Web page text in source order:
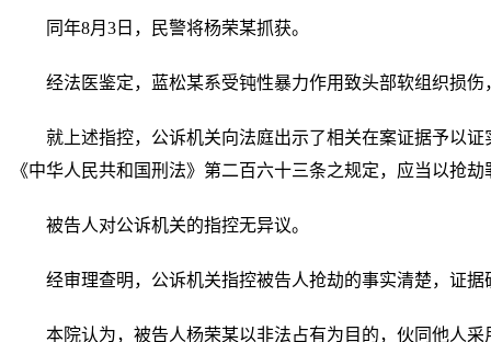
同年8月3日，民警将杨荣某抓获。
经法医鉴定，蓝松某系受钝性暴力作用致头部软组织损伤
就上述指控，公诉机关向法庭出示了相关在案证据予以
《中华人民共和国刑法》第二百六十三条之规定，应当以抢
被告人对公诉机关的指控无异议。
经审理查明，公诉机关指控被告人抢劫的事实清楚，证
本院认为，被告人杨荣某以非法占有为目的，伙同他人